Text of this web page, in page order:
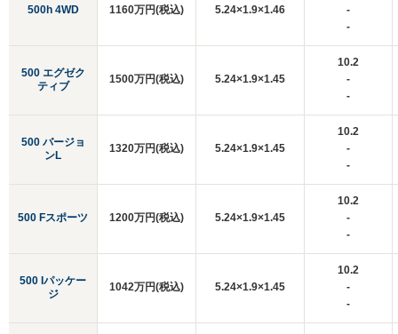
500h 4WD
500 エグゼク
ティブ
500 バージョ
ンL
500 Fスポーツ
500 Iパッケー
ジ
1160万円(税込) 5.24×1.9×1.46
-
-
1500万円(税込) 5.24×1.9×1.45
10.2
-
-
1320万円(税込) 5.24×1.9×1.45
10.2
-
-
1200万円(税込) 5.24×1.9×1.45
10.2
-
-
1042万円(税込) 5.24×1.9×1.45
10.2
-
-